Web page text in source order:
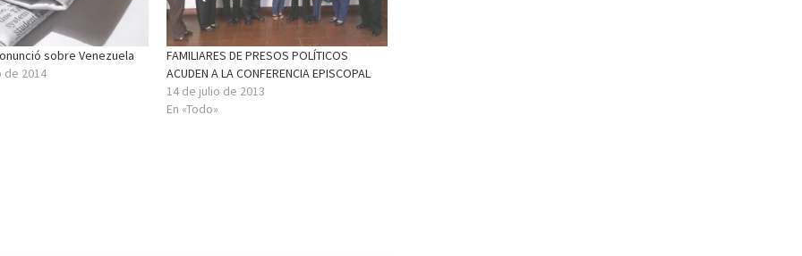
sobre Venezuela
2014
FAMILIARES DE PRESOS POLÍTICOS
ACUDEN A LA CONFERENCIA EPISCOPAL
14 de julio de 2013
En «Todo»